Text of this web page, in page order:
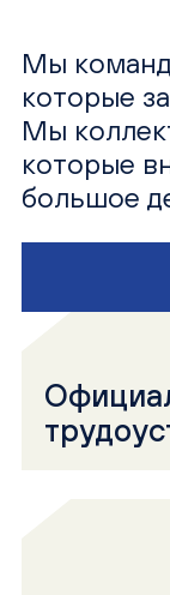
Мы
которые
Мы
которые
большое